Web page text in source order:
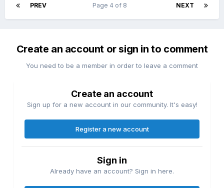
PREV NEXT
Page 4 of 8
Create an account or sign in to comment
You need to be a member in order to leave a comment
Create an account
Sign up for a new account in our community. It's easy!
Register a new account
Sign in
Already have an account? Sign in here.